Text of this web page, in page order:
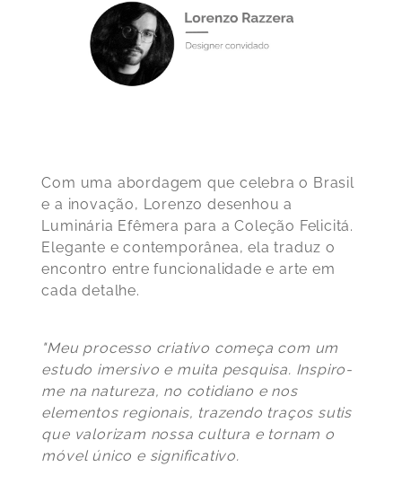
Com uma abordagem que celebra o Brasil
e a inovação, Lorenzo desenhou a
Luminária Efêmera para a Coleção Felicitá.
Elegante e contemporânea, ela traduz o
encontro entre funcionalidade e arte em
cada detalhe.
"Meu processo criativo começa com um
estudo imersivo e muita pesquisa. Inspiro-
me na natureza, no cotidiano e nos
elementos regionais, trazendo traços sutis
que valorizam nossa cultura e tornam o
móvel único e significativo.